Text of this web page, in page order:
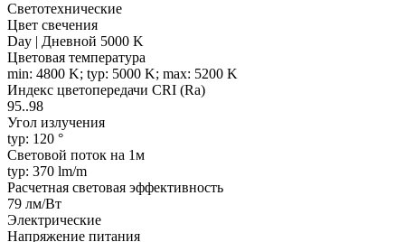
Светотехнические
Цвет свечения
Day | Дневной 5000 K
Цветовая температура
min: 4800 K; typ: 5000 K; max: 5200 K
Индекс цветопередачи CRI (Ra)
95..98
Угол излучения
typ: 120 °
Световой поток на 1м
typ: 370 lm/m
Расчетная световая эффективность
79 лм/Вт
Электрические
Напряжение питания